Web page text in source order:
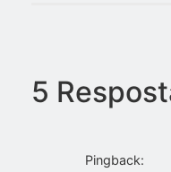
5
Pingback: